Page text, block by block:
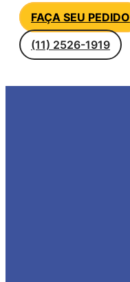
FAÇA SEU PEDIDO
(11) 2526-1919